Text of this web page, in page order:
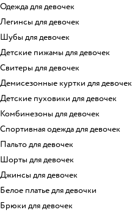
Одежда для девочек
Легинсы для девочек
Шубы для девочек
Детские пижамы для девочек
Свитеры для девочек
Демисезонные куртки для девочек
Детские пуховики для девочек
Комбинезоны для девочек
Спортивная одежда для девочек
Пальто для девочек
Шорты для девочек
Джинсы для девочек
Белое платье для девочки
Брюки для девочек